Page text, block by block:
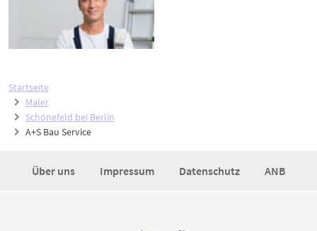
Startseite
Maler
Schönefeld bei Berlin
A+S Bau Service
Über uns Impressum Datenschutz ANB